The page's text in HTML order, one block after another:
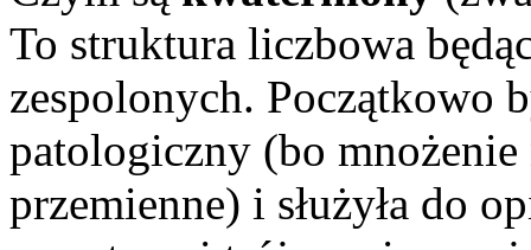
To struktura liczbowa
zespolonych. Początkowo
patologiczny (bo
przemienne) i służyła do